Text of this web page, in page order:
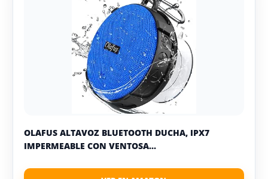
OLAFUS ALTAVOZ BLUETOOTH DUCHA, IPX7
IMPERMEABLE CON VENTOSA...